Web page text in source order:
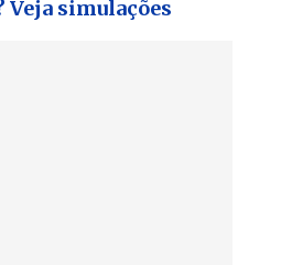
Veja simulações